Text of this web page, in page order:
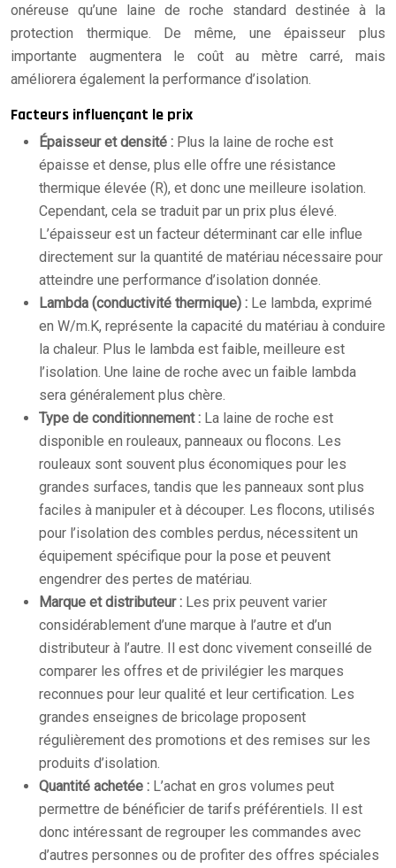
onéreuse qu’une laine de roche standard destinée à la
protection thermique. De même, une épaisseur plus
importante augmentera le coût au mètre carré, mais
améliorera également la performance d’isolation.
Facteurs influençant le prix
Épaisseur et densité : Plus la laine de roche est
épaisse et dense, plus elle offre une résistance
thermique élevée (R), et donc une meilleure isolation.
Cependant, cela se traduit par un prix plus élevé.
L’épaisseur est un facteur déterminant car elle influe
directement sur la quantité de matériau nécessaire pour
atteindre une performance d’isolation donnée.
Lambda (conductivité thermique) : Le lambda, exprimé
en W/m.K, représente la capacité du matériau à conduire
la chaleur. Plus le lambda est faible, meilleure est
l’isolation. Une laine de roche avec un faible lambda
sera généralement plus chère.
Type de conditionnement : La laine de roche est
disponible en rouleaux, panneaux ou flocons. Les
rouleaux sont souvent plus économiques pour les
grandes surfaces, tandis que les panneaux sont plus
faciles à manipuler et à découper. Les flocons, utilisés
pour l’isolation des combles perdus, nécessitent un
équipement spécifique pour la pose et peuvent
engendrer des pertes de matériau.
Marque et distributeur : Les prix peuvent varier
considérablement d’une marque à l’autre et d’un
distributeur à l’autre. Il est donc vivement conseillé de
comparer les offres et de privilégier les marques
reconnues pour leur qualité et leur certification. Les
grandes enseignes de bricolage proposent
régulièrement des promotions et des remises sur les
produits d’isolation.
Quantité achetée : L’achat en gros volumes peut
permettre de bénéficier de tarifs préférentiels. Il est
donc intéressant de regrouper les commandes avec
d’autres personnes ou de profiter des offres spéciales